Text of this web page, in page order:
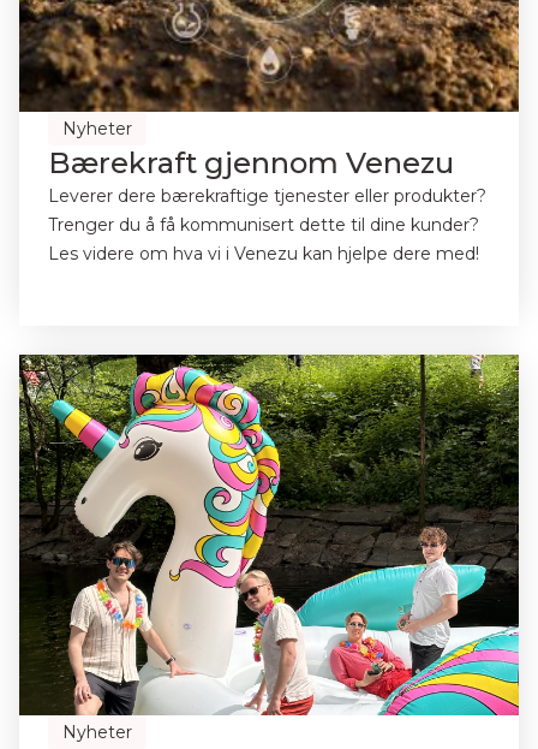
Nyheter
Bærekraft gjennom Venezu
Leverer dere bærekraftige tjenester eller produkter?
Trenger du å få kommunisert dette til dine kunder?
Les videre om hva vi i Venezu kan hjelpe dere med!
Nyheter